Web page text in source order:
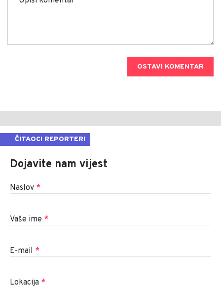
OSTAVI KOMENTAR
ČITAOCI REPORTERI
Dojavite nam vijest
Naslov *
Vaše ime *
E-mail *
Lokacija *